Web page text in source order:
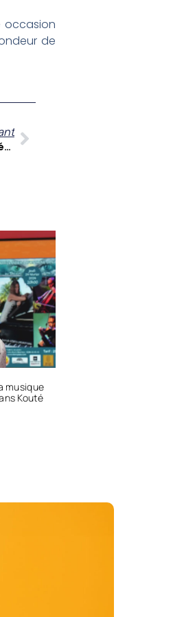
occasion
de
Fanm E96 : Les Voix De Laura Forté Et Angèle Couellan Résonnent En Martinique
musique
Kouté